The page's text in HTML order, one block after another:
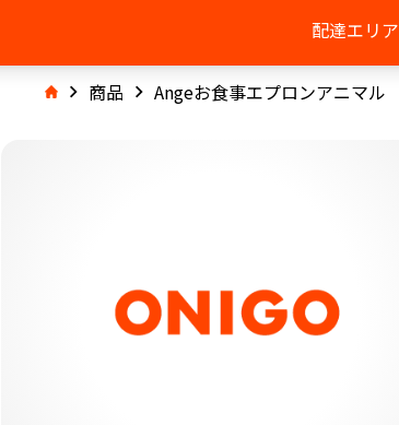
配達エリア
商品 Angeお食事エプロンアニマル